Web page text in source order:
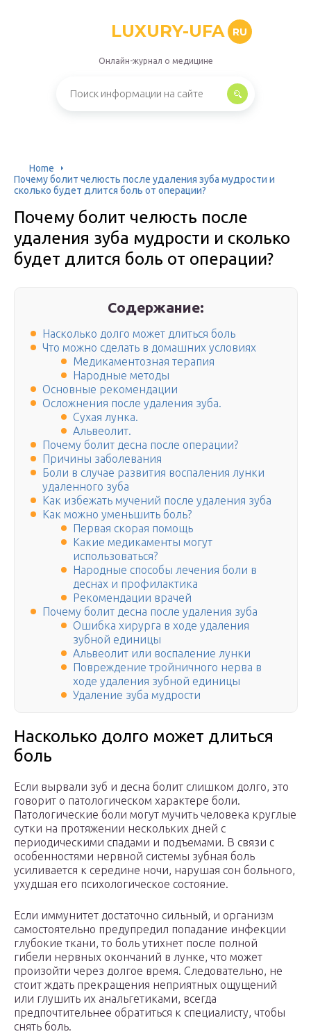
LUXURY-UFA RU
Онлайн-журнал о медицине
Home
Почему болит челюсть после удаления зуба мудрости и
сколько будет длится боль от операции?
Почему болит челюсть после
удаления зуба мудрости и сколько
будет длится боль от операции?
Содержание:
Насколько долго может длиться боль
Что можно сделать в домашних условиях
Медикаментозная терапия
Народные методы
Основные рекомендации
Осложнения после удаления зуба.
Сухая лунка.
Альвеолит.
Почему болит десна после операции?
Причины заболевания
Боли в случае развития воспаления лунки
удаленного зуба
Как избежать мучений после удаления зуба
Как можно уменьшить боль?
Первая скорая помощь
Какие медикаменты могут
использоваться?
Народные способы лечения боли в
деснах и профилактика
Рекомендации врачей
Почему болит десна после удаления зуба
Ошибка хирурга в ходе удаления
зубной единицы
Альвеолит или воспаление лунки
Повреждение тройничного нерва в
ходе удаления зубной единицы
Удаление зуба мудрости
Насколько долго может длиться
боль
Если вырвали зуб и десна болит слишком долго, это
говорит о патологическом характере боли.
Патологические боли могут мучить человека круглые
сутки на протяжении нескольких дней с
периодическими спадами и подъемами. В связи с
особенностями нервной системы зубная боль
усиливается к середине ночи, нарушая сон больного,
ухудшая его психологическое состояние.
Если иммунитет достаточно сильный, и организм
самостоятельно предупредил попадание инфекции
глубокие ткани, то боль утихнет после полной
гибели нервных окончаний в лунке, что может
произойти через долгое время. Следовательно, не
стоит ждать прекращения неприятных ощущений
или глушить их анальгетиками, всегда
предпочтительнее обратиться к специалисту, чтобы
снять боль.